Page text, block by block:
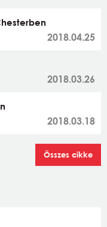
2018.04.25
2018.03.26
2018.03.18
Összes cikke